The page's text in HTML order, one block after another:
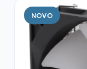
NOVO